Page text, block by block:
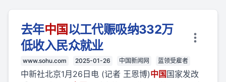
去年中国 以工代赈吸纳332万
低收入民众就业
www.sohu.com 2025-01-26 中国新闻网 蓝领受雇者
中新社北京1月26日电 (记者 王恩博)中国 国家发改